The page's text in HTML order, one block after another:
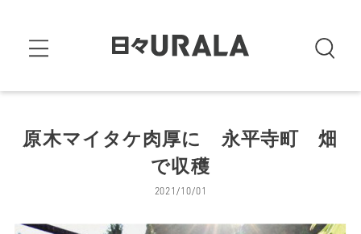
原木マイタケ肉厚に 永平寺町 畑
で収穫
2021/10/01